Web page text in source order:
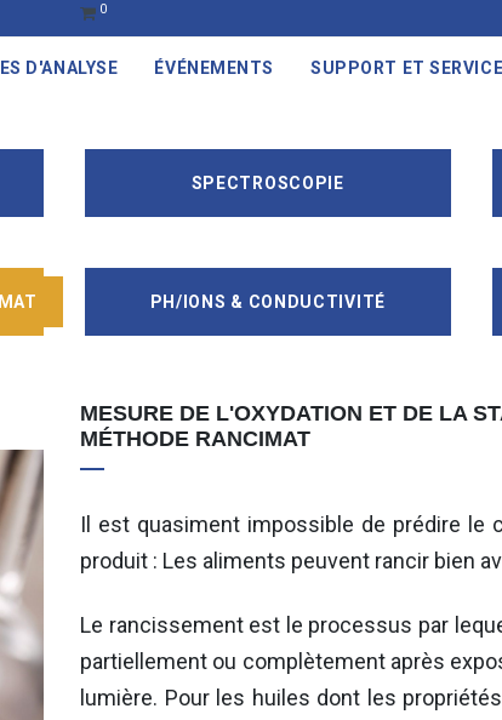
0
D'ANALYSE ÉVÉNEMENTS SUPPORT ET
SPECTROSCOPIE
PH/IONS & CONDUCTIVITÉ
MESURE DE L'OXYDATION ET DE LA
MÉTHODE RANCIMAT
Il est quasiment impossible de prédire le
produit : Les aliments peuvent rancir bien
Le rancissement est le processus par
partiellement ou complètement après
lumière. Pour les huiles dont les